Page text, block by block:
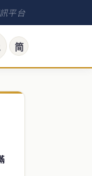
平台
简